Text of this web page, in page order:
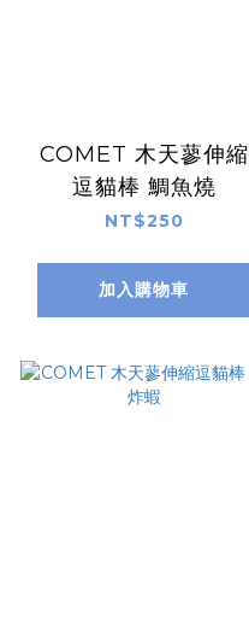
COMET 木天蓼伸縮
逗貓棒 鯛魚燒
NT$250
加入購物車